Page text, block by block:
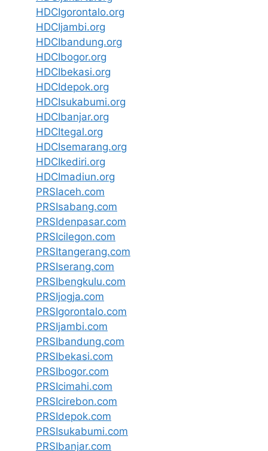
HDCIgorontalo.org
HDCIjambi.org
HDCIbandung.org
HDCIbogor.org
HDCIbekasi.org
HDCIdepok.org
HDCIsukabumi.org
HDCIbanjar.org
HDCItegal.org
HDCIsemarang.org
HDCIkediri.org
HDCImadiun.org
PRSIaceh.com
PRSIsabang.com
PRSIdenpasar.com
PRSIcilegon.com
PRSItangerang.com
PRSIserang.com
PRSIbengkulu.com
PRSIjogja.com
PRSIgorontalo.com
PRSIjambi.com
PRSIbandung.com
PRSIbekasi.com
PRSIbogor.com
PRSIcimahi.com
PRSIcirebon.com
PRSIdepok.com
PRSIsukabumi.com
PRSIbanjar.com